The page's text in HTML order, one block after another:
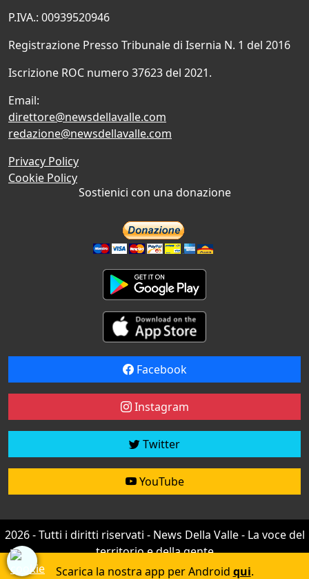
P.IVA.: 00939520946
Registrazione Presso Tribunale di Isernia N. 1 del 2016
Iscrizione ROC numero 37623 del 2021.
Email:
direttore@newsdellavalle.com
redazione@newsdellavalle.com
Privacy Policy
Cookie Policy
Sostienici con una donazione
Facebook
Instagram
Twitter
YouTube
2026 - Tutti i diritti riservati - News Della Valle - La voce del
territorio e della gente
Credit by efree
Scarica la nostra app per Android qui.